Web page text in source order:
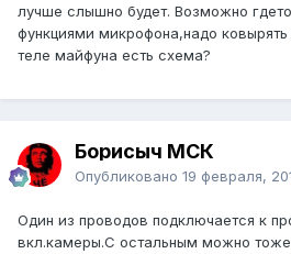
лучше слышно будет. Возможно
функциями микрофона,надо
теле майфуна есть схема?
Борисыч МСК
Опубликовано 19 февраля,
Один из проводов подключается к
вкл.камеры.С остальным можно